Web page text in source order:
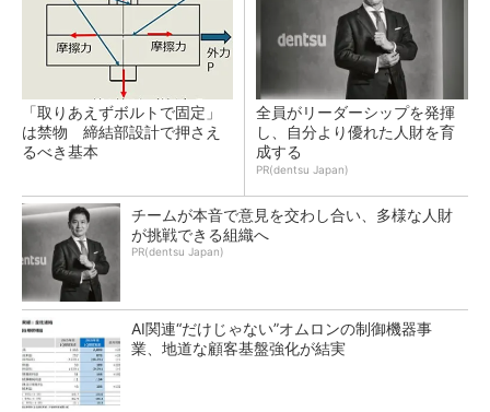
「取りあえずボルトで固定」
は禁物 締結部設計で押さえ
るべき基本
全員がリーダーシップを発揮
し、自分より優れた人財を育
成する
PR(dentsu Japan)
チームが本音で意見を交わし合い、多様な人財
が挑戦できる組織へ
PR(dentsu Japan)
AI関連“だけじゃない”オムロンの制御機器事
業、地道な顧客基盤強化が結実